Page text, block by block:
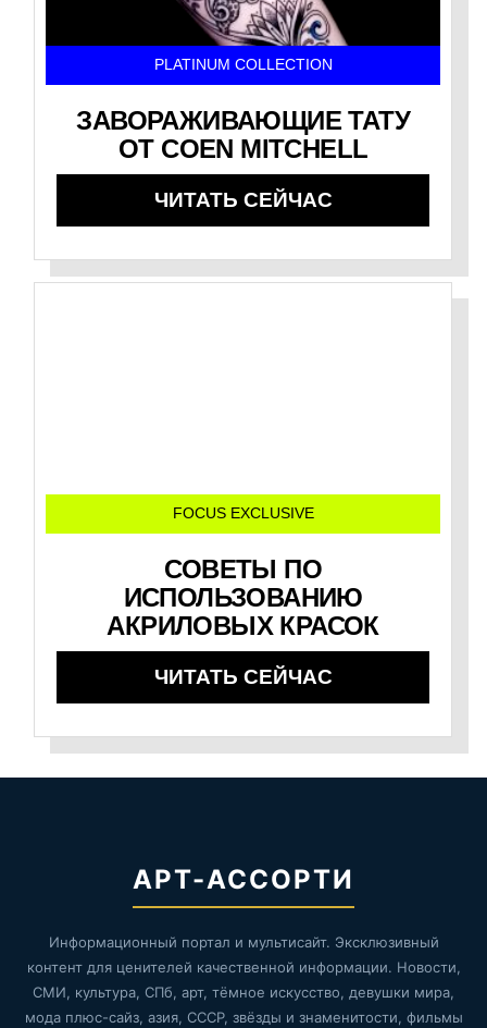
PLATINUM COLLECTION
ЗАВОРАЖИВАЮЩИЕ ТАТУ
ОТ COEN MITCHELL
ЧИТАТЬ СЕЙЧАС
FOCUS EXCLUSIVE
СОВЕТЫ ПО
ИСПОЛЬЗОВАНИЮ
АКРИЛОВЫХ КРАСОК
ЧИТАТЬ СЕЙЧАС
АРТ-АССОРТИ
Информационный портал и мультисайт. Эксклюзивный
контент для ценителей качественной информации. Новости,
СМИ, культура, СПб, арт, тёмное искусство, девушки мира,
мода плюс-сайз, азия, СССР, звёзды и знаменитости, фильмы